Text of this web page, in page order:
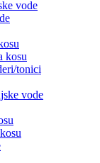
vode
kosu
tonici
vode